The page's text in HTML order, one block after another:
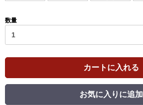
数量
カートに入れる
お気に入りに追加